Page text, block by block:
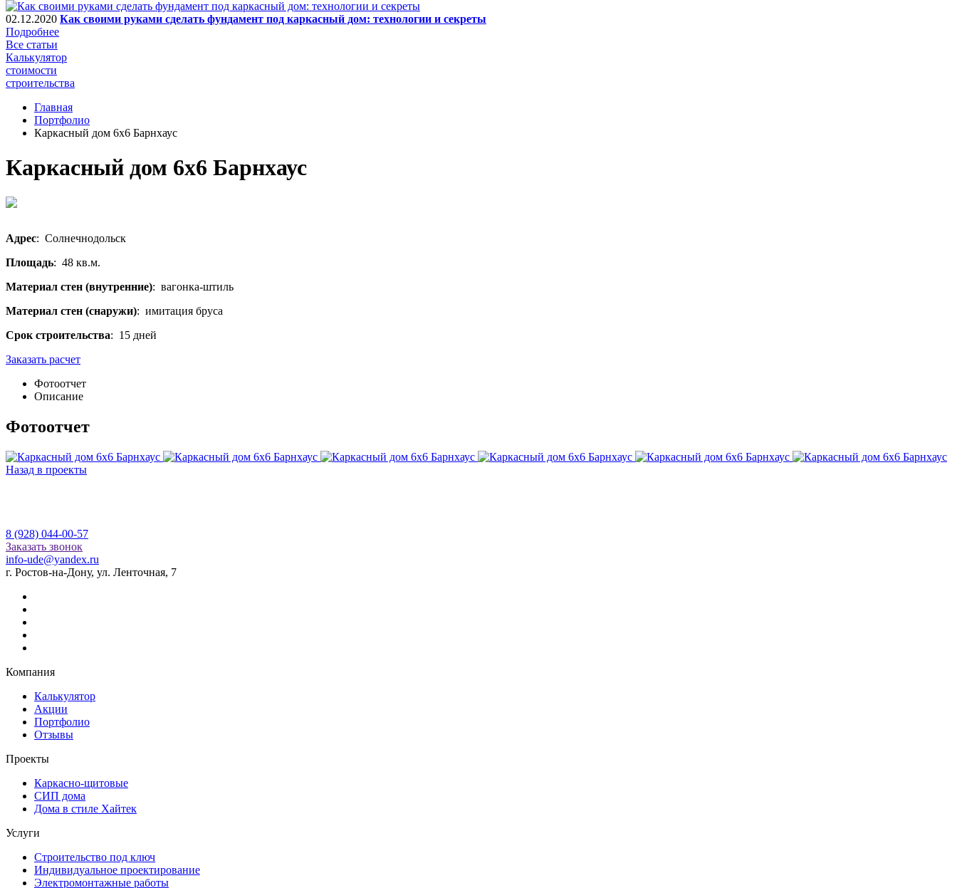
02.12.2020 Как своими руками сделать фундамент под каркасный дом: технологии и секреты
Подробнее
Все статьи
Калькулятор
стоимости
строительства
Главная
Портфолио
Каркасный дом 6х6 Барнхаус
Каркасный дом 6х6 Барнхаус
Адрес: Солнечнодольск
Площадь: 48 кв.м.
Материал стен (внутренние): вагонка-штиль
Материал стен (снаружи): имитация бруса
Срок строительства: 15 дней
Заказать расчет
Фотоотчет
Описание
Фотоотчет
Назад в проекты
8 (928) 044-00-57
Заказать звонок
info-ude@yandex.ru
г. Ростов-на-Дону, ул. Ленточная, 7
Компания
Калькулятор
Акции
Портфолио
Отзывы
Проекты
Каркасно-щитовые
СИП дома
Дома в стиле Хайтек
Услуги
Строительство под ключ
Индивидуальное проектирование
Электромонтажные работы